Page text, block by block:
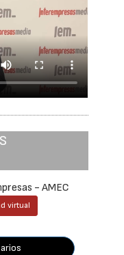
- AMEC
virtual